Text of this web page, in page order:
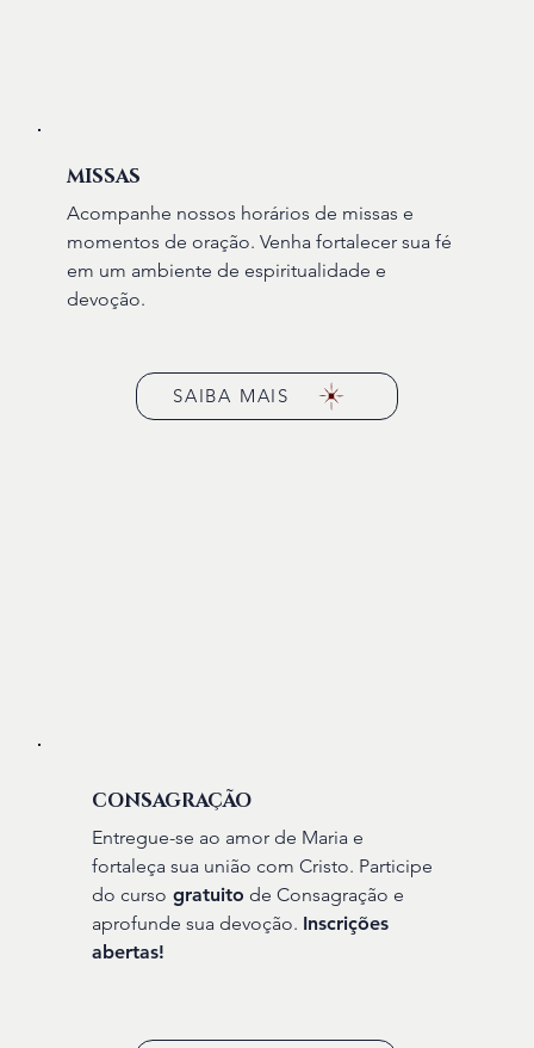
MISSAS
Acompanhe nossos horários de missas e
momentos de oração. Venha fortalecer sua fé
em um ambiente de espiritualidade e
devoção.
SAIBA MAIS
CONSAGRAÇÃO
Entregue-se ao amor de Maria e
fortaleça sua união com Cristo. Participe
do curso gratuito de Consagração e
aprofunde sua devoção. Inscrições
abertas!